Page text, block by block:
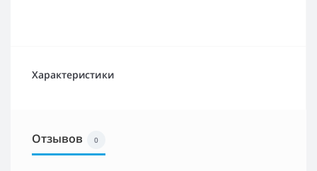
Характеристики
Отзывов 0